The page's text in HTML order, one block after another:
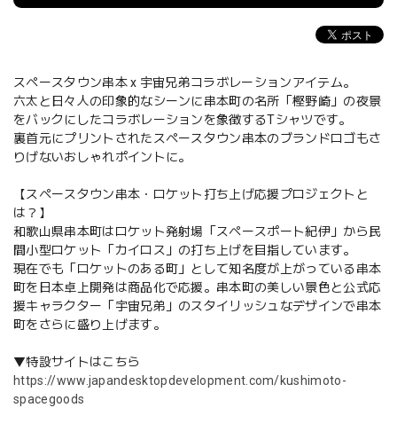
スペースタウン串本 x 宇宙兄弟コラボレーションアイテム。
六太と日々人の印象的なシーンに串本町の名所「樫野崎」の夜景
をバックにしたコラボレーションを象徴するTシャツです。
裏首元にプリントされたスペースタウン串本のブランドロゴもさ
りげないおしゃれポイントに。
【スペースタウン串本・ロケット打ち上げ応援プロジェクトと
は？】
和歌山県串本町はロケット発射場「スペースポート紀伊」から民
間小型ロケット「カイロス」の打ち上げを目指しています。
現在でも「ロケットのある町」として知名度が上がっている串本
町を日本卓上開発は商品化で応援。串本町の美しい景色と公式応
援キャラクター「宇宙兄弟」のスタイリッシュなデザインで串本
町をさらに盛り上げます。
▼特設サイトはこちら
https://www.japandesktopdevelopment.com/kushimoto-
spacegoods